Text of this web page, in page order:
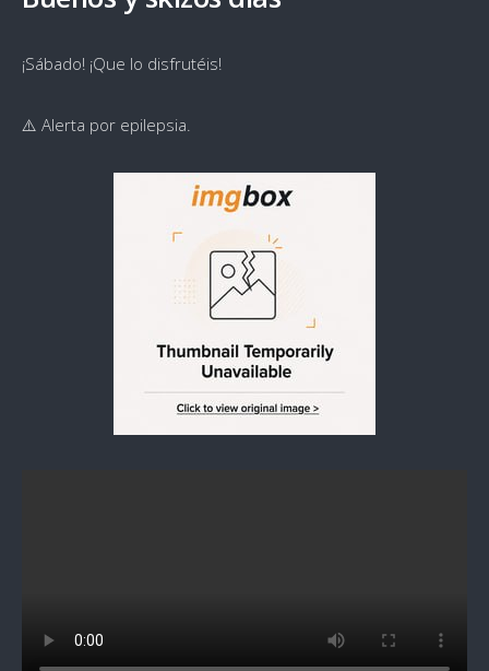
¡Sábado! ¡Que lo disfrutéis!
⚠️ Alerta por epilepsia.